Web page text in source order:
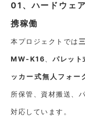
01、ハードウェ
携稼働
本プロジェクトでは
MW-K16 パレッ
ッカー式無人フォ
所保管、資材搬送、
対応しています。